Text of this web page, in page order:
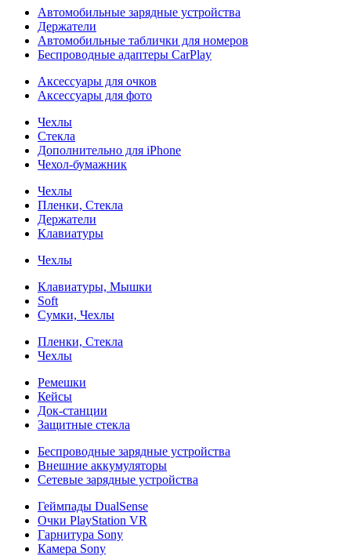
Автомобильные зарядные устройства
Держатели
Автомобильные таблички для номеров
Беспроводные адаптеры CarPlay
Аксессуары для очков
Аксессуары для фото
Чехлы
Стекла
Дополнительно для iPhone
Чехол-бумажник
Чехлы
Пленки, Стекла
Держатели
Клавиатуры
Чехлы
Клавиатуры, Мышки
Soft
Сумки, Чехлы
Пленки, Стекла
Чехлы
Ремешки
Кейсы
Док-станции
Защитные стекла
Беспроводные зарядные устройства
Внешние аккумуляторы
Сетевые зарядные устройства
Геймпады DualSense
Очки PlayStation VR
Гарнитура Sony
Камера Sony